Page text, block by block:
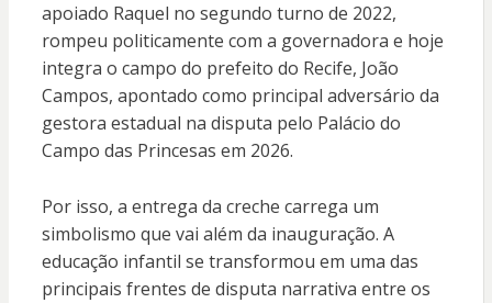
apoiado Raquel no segundo turno de 2022,
rompeu politicamente com a governadora e hoje
integra o campo do prefeito do Recife, João
Campos, apontado como principal adversário da
gestora estadual na disputa pelo Palácio do
Campo das Princesas em 2026.
Por isso, a entrega da creche carrega um
simbolismo que vai além da inauguração. A
educação infantil se transformou em uma das
principais frentes de disputa narrativa entre os